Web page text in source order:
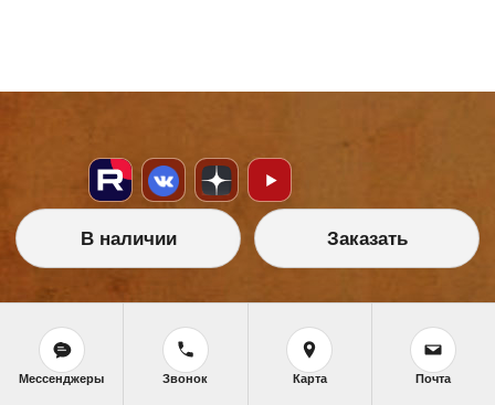
НАШИ УСЛУГИ
Икона на заказ
Магазин готовых икон
В наличии Заказать
Мессенджеры Звонок Карта Почта